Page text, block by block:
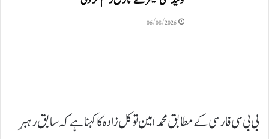
06/08/2026
بی بی سی فارسی کے مطابق محمد امین توکل زادہ کا کہنا ہے کہ سابق رہبرِ